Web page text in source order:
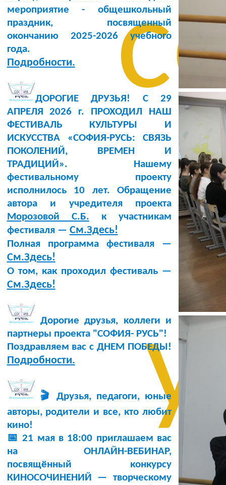
мероприятие - общешкольный
праздник, посвященный
окончанию 2025-2026 учебного
года.
Подробности.
ДОРОГИЕ ДРУЗЬЯ! С 29
АПРЕЛЯ 2026 г. ПРОХОДИЛ НАШ
ФЕСТИВАЛЬ КУЛЬТУРЫ И
ИСКУССТВА «СОФИЯ-РУСЬ: СВЯЗЬ
ПОКОЛЕНИЙ, ВРЕМЕН И
ТРАДИЦИЙ». Нашему
фестивальному проекту
исполнилось 10 лет. Обращение
автора и учредителя проекта
Морозовой С.Б. к участникам
фестиваля — См.Здесь!
Полная программа фестиваля —
См.Здесь!
О том, как проходил фестиваль —
См.Здесь!
Дорогие друзья, коллеги и
партнеры проекта "СОФИЯ- РУСЬ"!
Поздравляем вас с ДНЕМ ПОБЕДЫ!
Подробности.
🎬 Друзья, педагоги, юные
авторы, родители и все, кто любит
кино!
📅 21 мая в 18:00 приглашаем вас
на ОНЛАЙН-ВЕБИНАР,
посвящённый конкурсу
КИНОСОЧИНЕНИЙ — творческому